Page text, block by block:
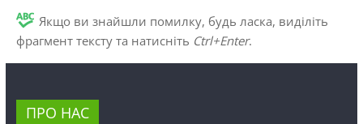
Якщо ви знайшли помилку, будь ласка, виділіть
фрагмент тексту та натисніть Ctrl+Enter.
ПРО НАС